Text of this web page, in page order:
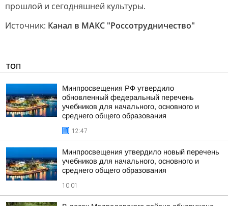
прошлой и сегодняшней культуры.
Источник: Канал в МАКС "Россотрудничество"
ТОП
Минпросвещения РФ утвердило
обновленный федеральный перечень
учебников для начального, основного и
среднего общего образования
12:47
Минпросвещения утвердило новый перечень
учебников для начального, основного и
среднего общего образования
10:01